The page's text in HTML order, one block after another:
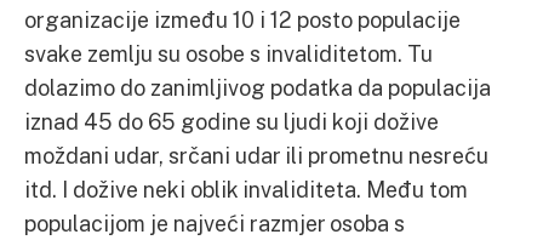
organizacije između 10 i 12 posto populacije
svake zemlju su osobe s invaliditetom. Tu
dolazimo do zanimljivog podatka da populacija
iznad 45 do 65 godine su ljudi koji dožive
moždani udar, srčani udar ili prometnu nesreću
itd. I dožive neki oblik invaliditeta. Među tom
populacijom je najveći razmjer osoba s